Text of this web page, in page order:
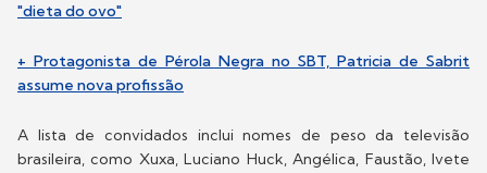
"dieta do ovo"
+ Protagonista de Pérola Negra no SBT, Patricia de Sabrit
assume nova profissão
A lista de convidados inclui nomes de peso da televisão
brasileira, como Xuxa, Luciano Huck, Angélica, Faustão, Ivete